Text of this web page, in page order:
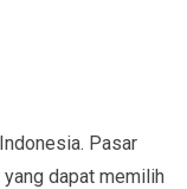
Pasar
yang dapat memilih